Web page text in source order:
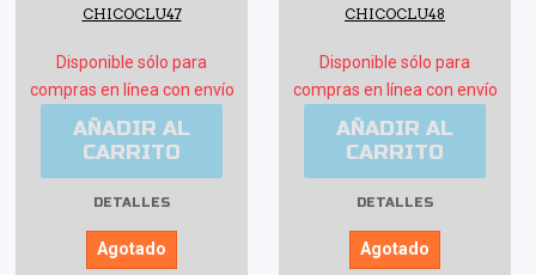
CHICOCLU47
Disponible sólo para
compras en línea con envío
AÑADIR AL
CARRITO
DETALLES
Agotado
CHICOCLU48
Disponible sólo para
compras en línea con envío
AÑADIR AL
CARRITO
DETALLES
Agotado